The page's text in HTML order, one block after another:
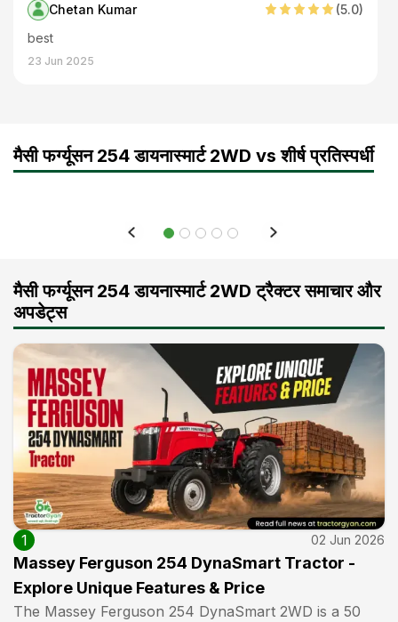
Chetan Kumar (5.0)
best
23 Jun 2025
मैसी फर्ग्यूसन 254 डायनास्मार्ट 2WD vs शीर्ष प्रतिस्पर्धी
मैसी फर्ग्यूसन 254 डायनास्मार्ट 2WD ट्रैक्टर समाचार और
अपडेट्स
1 02 Jun 2026
Massey Ferguson 254 DynaSmart Tractor -
Explore Unique Features & Price
The Massey Ferguson 254 DynaSmart 2WD is a 50